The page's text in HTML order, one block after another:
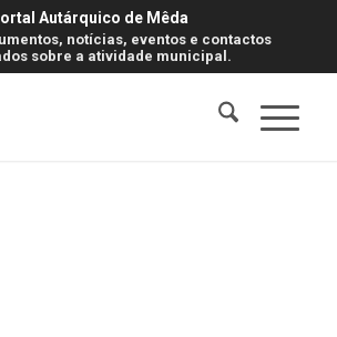
Autárquico de Mêda
notícias, eventos e contactos
sobre a atividade municipal.